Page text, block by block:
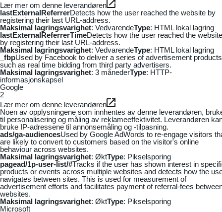
Lær mer om denne leverandøren
lastExternalReferrerDetects how the user reached the website by
registering their last URL-address.
Maksimal lagringsvarighet: VedvarendeType: HTML lokal lagring
lastExternalReferrerTimeDetects how the user reached the website
by registering their last URL-address.
Maksimal lagringsvarighet: VedvarendeType: HTML lokal lagring
_fbpUsed by Facebook to deliver a series of advertisement products
such as real time bidding from third party advertisers.
Maksimal lagringsvarighet: 3 månederType: HTTP-
informasjonskapsel
Google
2
Lær mer om denne leverandøren
Noen av opplysningene som innhentes av denne leverandøren,
til personalisering og måling av reklameeffektivitet. Leverandøren
bruke IP-adressene til annonsemåling og -tilpasning.
ads/ga-audiencesUsed by Google AdWords to re-engage visitors
are likely to convert to customers based on the visitor's online
behaviour across websites.
Maksimal lagringsvarighet: ØktType: Pikselsporing
pagead/1p-user-list/#Tracks if the user has shown interest in
products or events across multiple websites and detects how the
navigates between sites. This is used for measurement of
advertisement efforts and facilitates payment of referral-fees
websites.
Maksimal lagringsvarighet: ØktType: Pikselsporing
Microsoft